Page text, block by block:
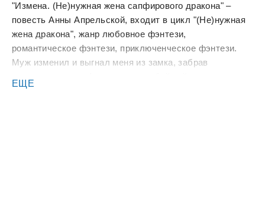
"Измена. (Не)нужная жена сапфирового дракона" –
повесть Анны Апрельской, входит в цикл "(Не)нужная
жена дракона", жанр любовное фэнтези,
романтическое фэнтези, приключенческое фэнтези.
Муж изменил и выгнал меня из замка, забрав
нерожденного малыша. Мир рухнул, оставив только
ЕЩЕ